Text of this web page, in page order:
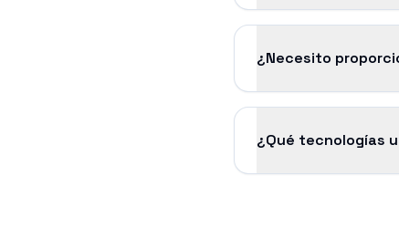
¿Necesito
¿Qué tecnologías